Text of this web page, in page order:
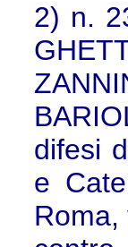
2) n.
difesi
e
Roma,